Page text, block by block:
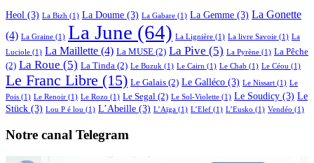
Heol (3) La Bizh (1) La Doume (3) La Gabare (1) La Gemme (3) La Gonette
(4) La Graine (1) La June (64) La Lignière (1) La livre Savoie (1) La
Luciole (1) La Maillette (4) La MUSE (2) La Pive (5) La Pyrène (1) La Pêche
(2) La Roue (5) La Tinda (2) Le Buzuk (1) Le Cairn (1) Le Chab (1) Le Céou (1)
Le Franc Libre (15) Le Galais (2) Le Galléco (3) Le Nissart (1) Le
Pois (1) Le Renoir (1) Le Rozo (1) Le Segal (2) Le Sol-Violette (1) Le Soudicy (3) Le
Stück (3) Lou P é lou (1) L’Abeille (3) L’Aïga (1) L’Elef (1) L’Eusko (1) Vendéo (1)
Notre canal Telegram